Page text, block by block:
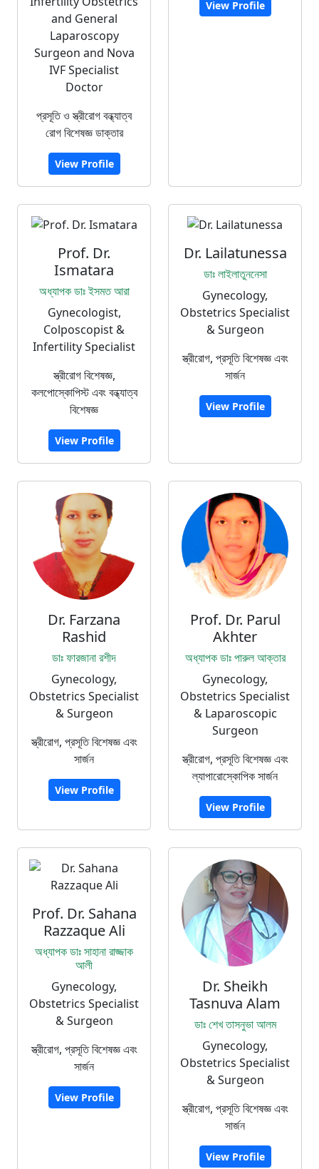
and General
Laparoscopy
Surgeon and Nova
IVF Specialist
Doctor
প্রসূতি ও স্ত্রীরোগ বন্ধ্যাত্ব
রোগ বিশেষজ্ঞ ডাক্তার
View Profile
View Profile
Prof. Dr.
Ismatara
অধ্যাপক ডাঃ ইসমত আরা
Gynecologist,
Colposcopist &
Infertility Specialist
স্ত্রীরোগ বিশেষজ্ঞ,
কলপোস্কোপিস্ট এবং বন্ধ্যাত্ব
বিশেষজ্ঞ
View Profile
Dr. Lailatunessa
ডাঃ লাইলাতুননেসা
Gynecology,
Obstetrics Specialist
& Surgeon
স্ত্রীরোগ, প্রসূতি বিশেষজ্ঞ এবং
সার্জন
View Profile
Dr. Farzana
Rashid
ডাঃ ফারজানা রশীদ
Gynecology,
Obstetrics Specialist
& Surgeon
স্ত্রীরোগ, প্রসূতি বিশেষজ্ঞ এবং
সার্জন
View Profile
Prof. Dr. Parul
Akhter
অধ্যাপক ডাঃ পারুল আক্তার
Gynecology,
Obstetrics Specialist
& Laparoscopic
Surgeon
স্ত্রীরোগ, প্রসূতি বিশেষজ্ঞ এবং
ল্যাপারোস্কোপিক সার্জন
View Profile
Prof. Dr. Sahana
Razzaque Ali
অধ্যাপক ডাঃ সাহানা রাজ্জাক
আলী
Gynecology,
Obstetrics Specialist
& Surgeon
স্ত্রীরোগ, প্রসূতি বিশেষজ্ঞ এবং
সার্জন
View Profile
Dr. Sheikh
Tasnuva Alam
ডাঃ শেখ তাসনুভা আলম
Gynecology,
Obstetrics Specialist
& Surgeon
স্ত্রীরোগ, প্রসূতি বিশেষজ্ঞ এবং
সার্জন
View Profile